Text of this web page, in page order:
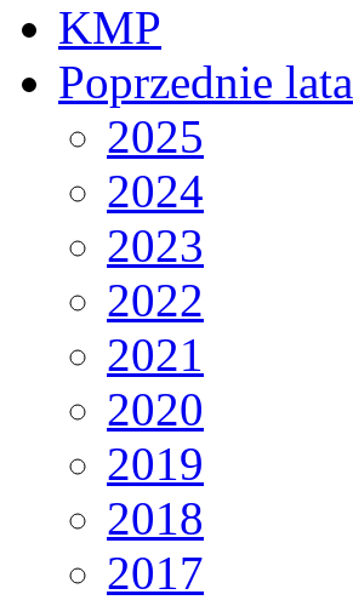
KMP
Poprzednie lata
2025
2024
2023
2022
2021
2020
2019
2018
2017